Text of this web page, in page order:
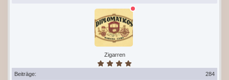
Zigarren
Beiträge: 284